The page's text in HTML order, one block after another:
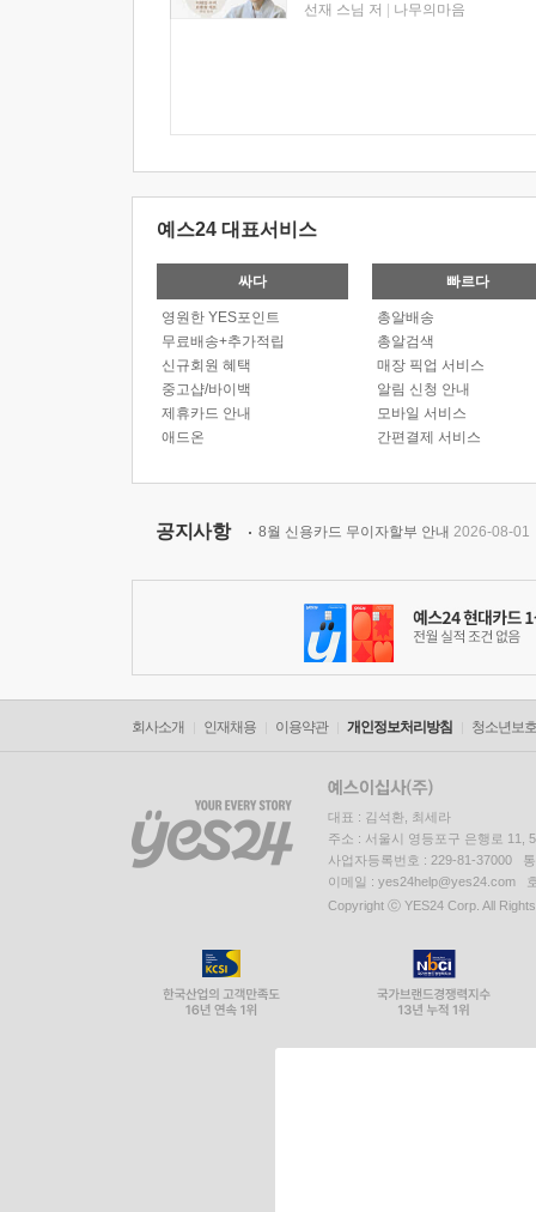
선재 스님 저
나무의마음
예스24 대표서비스
싸다
영원한 YES포인트
무료배송+추가적립
신규회원 혜택
중고샵/바이백
제휴카드 안내
애드온
빠르다
총알배송
총알검색
매장 픽업 서비스
알림 신청 안내
모바일 서비스
간편결제 서비스
공지사항 8월 신용카드 무이자할부 안내 2026-08-01
회사소개 인재채용 이용약관 개인정보처리방침 청소년보
대표 : 김석환, 최세라
주소 : 서울시 영등포구 은행로 11,
사업자등록번호 : 229-81-37000
이메일 : yes24help@yes24.com
Copyright ⓒ YES24 Corp. All